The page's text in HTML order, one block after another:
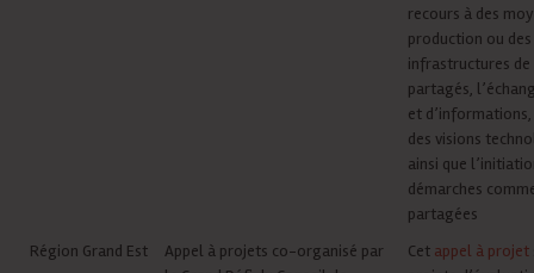
recours à des
production ou des
infrastructures de
partagés,
et
des visions
ainsi que
démarches
partagées
Région Grand Est
Appel à projets co-organisé par
Cet appel à projet